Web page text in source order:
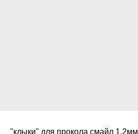
"клыки" для прокола смайл 1.2мм